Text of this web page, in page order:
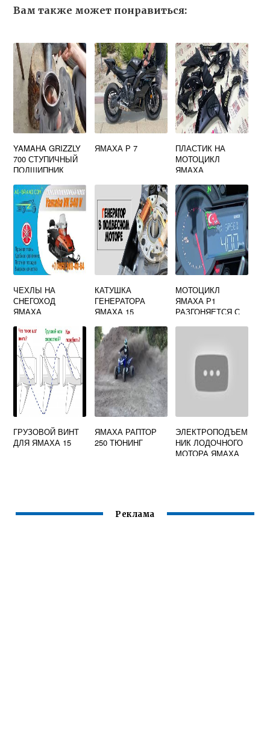
Вам также может понравиться:
YAMAHA GRIZZLY
700 СТУПИЧНЫЙ
ПОДШИПНИК
ЯМАХА Р 7
ПЛАСТИК НА
МОТОЦИКЛ
ЯМАХА
ЧЕХЛЫ НА
СНЕГОХОД
ЯМАХА
КАТУШКА
ГЕНЕРАТОРА
ЯМАХА 15
МОТОЦИКЛ
ЯМАХА Р1
РАЗГОНЯЕТСЯ С
ГРУЗОВОЙ ВИНТ
ДЛЯ ЯМАХА 15
ЯМАХА РАПТОР
250 ТЮНИНГ
ЭЛЕКТРОПОДЪЕМ
НИК ЛОДОЧНОГО
МОТОРА ЯМАХА
Реклама